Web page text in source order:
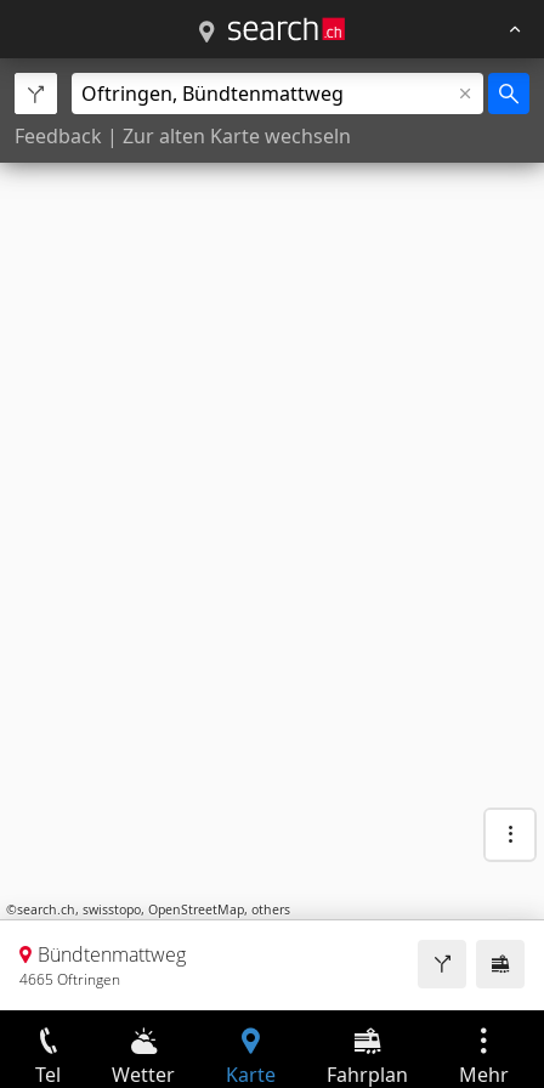
Feedback | Zur alten Karte wechseln
©search.ch, swisstopo, OpenStreetMap, others
Bündtenmattweg
4665 Oftringen
Tel Wetter Karte Fahrplan Mehr